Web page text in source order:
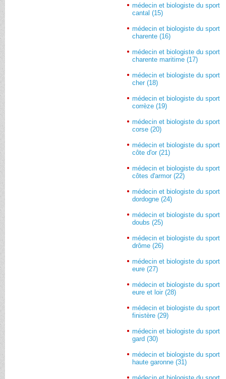
médecin et biologiste du sport
cantal (15)
médecin et biologiste du sport
charente (16)
médecin et biologiste du sport
charente maritime (17)
médecin et biologiste du sport
cher (18)
médecin et biologiste du sport
corrèze (19)
médecin et biologiste du sport
corse (20)
médecin et biologiste du sport
côte d'or (21)
médecin et biologiste du sport
côtes d'armor (22)
médecin et biologiste du sport
dordogne (24)
médecin et biologiste du sport
doubs (25)
médecin et biologiste du sport
drôme (26)
médecin et biologiste du sport
eure (27)
médecin et biologiste du sport
eure et loir (28)
médecin et biologiste du sport
finistère (29)
médecin et biologiste du sport
gard (30)
médecin et biologiste du sport
haute garonne (31)